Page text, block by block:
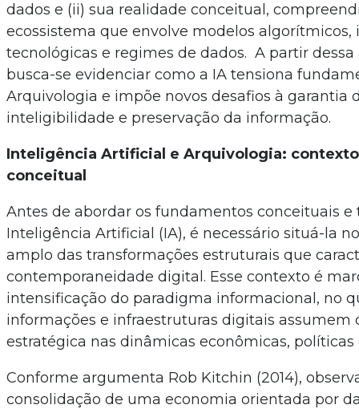
dados e (ii) sua realidade conceitual,
ecossistema que envolve modelos algorítmicos,
tecnológicas e regimes de dados. A partir dessa
busca-se evidenciar como a IA tensiona
Arquivologia e impõe novos desafios à garantia
inteligibilidade e preservação da informação.
Inteligência Artificial e Arquivologia:
conceitual
Antes de abordar os fundamentos conceituais e
Inteligência Artificial (IA), é necessário situá-la
amplo das transformações estruturais que
contemporaneidade digital. Esse contexto é
intensificação do paradigma informacional, no
informações e infraestruturas digitais assumem
estratégica nas dinâmicas econômicas, políticas
Conforme argumenta Rob Kitchin (2014),
consolidação de uma economia orientada por